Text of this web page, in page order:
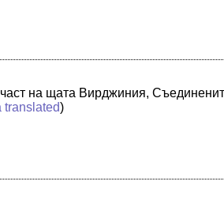
на щата Вирджиния,
translated)